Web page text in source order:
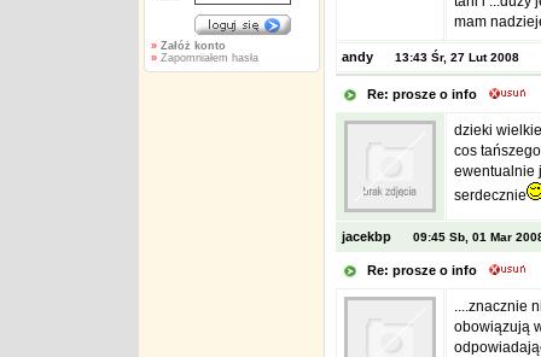
» Załóż konto
»Zapomniałem hasła
mam
andy 13:43 Śr, 27 Lut 2008
Re: prosze o info
dzieki
cos
ewentualnie
serdecznie
jacekbp 09:45 Sb, 01 Mar
Re: prosze o info
....znacznie
obowiązują